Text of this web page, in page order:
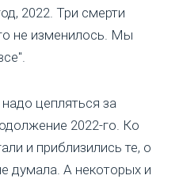
2022. Три смерти
не изменилось. Мы
цепляться за
2022-го. Ко
и приблизились те, о
думала. А некоторых и